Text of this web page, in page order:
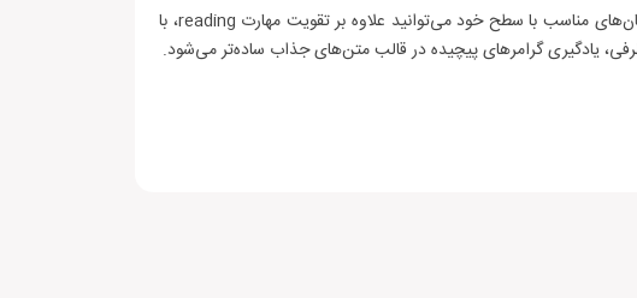
خواندن کتاب داستان انگلیسی، به ویژه داستان کوتاه انگلیسی، به زبان آموزان در کلیه سطوح توصیه می‌شود. با مطالعه داستان‌های مناسب با سطح خود می‌توانید علاوه بر تقویت مهارت ‌reading، با
یادگیری گرامرهای پیچیده در قالب متن‌های جذاب ساده‌تر می‌شود.